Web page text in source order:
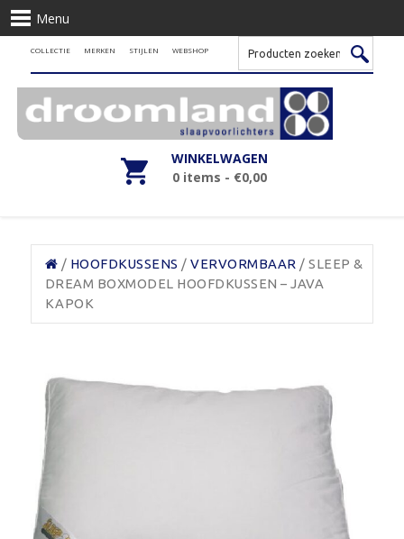
Menu
COLLECTIE MERKEN STIJLEN WEBSHOP
WINKELWAGEN
0 items - €0,00
/ HOOFDKUSSENS /VERVORMBAAR / SLEEP &
DREAM BOXMODEL HOOFDKUSSEN – JAVA
KAPOK